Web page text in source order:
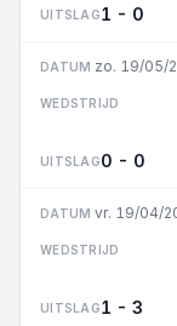
UITSLAG1 - 0
DATUM zo. 19/05/
WEDSTRIJD
UITSLAG0 - 0
DATUM vr. 19/04/
WEDSTRIJD
UITSLAG1 - 3